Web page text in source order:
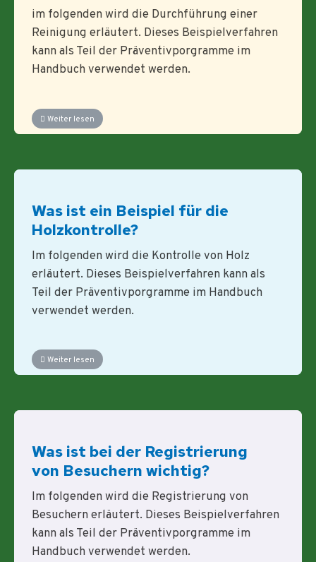
im folgenden wird die Durchführung einer
Reinigung erläutert. Dieses Beispielverfahren
kann als Teil der Präventivporgramme im
Handbuch verwendet werden.
Weiter lesen
Was ist ein Beispiel für die
Holzkontrolle?
Im folgenden wird die Kontrolle von Holz
erläutert. Dieses Beispielverfahren kann als
Teil der Präventivporgramme im Handbuch
verwendet werden.
Weiter lesen
Was ist bei der Registrierung
von Besuchern wichtig?
Im folgenden wird die Registrierung von
Besuchern erläutert. Dieses Beispielverfahren
kann als Teil der Präventivporgramme im
Handbuch verwendet werden.